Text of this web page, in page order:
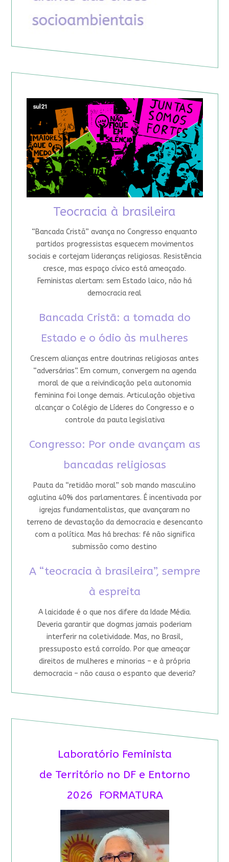
Teocracia à brasileira
“Bancada Cristã” avança no Congresso enquanto
partidos progressistas esquecem movimentos
sociais e cortejam lideranças religiosas. Resistência
cresce, mas espaço cívico está ameaçado.
Feministas alertam: sem Estado laico, não há
democracia real
Bancada Cristã: a tomada do
Estado e o ódio às mulheres
Crescem alianças entre doutrinas religiosas antes
“adversárias”. Em comum, convergem na agenda
moral de que a reivindicação pela autonomia
feminina foi longe demais. Articulação objetiva
alcançar o Colégio de Líderes do Congresso e o
controle da pauta legislativa
Congresso: Por onde avançam as
bancadas religiosas
Pauta da “retidão moral” sob mando masculino
aglutina 40% dos parlamentares. É incentivada por
igrejas fundamentalistas, que avançaram no
terreno de devastação da democracia e desencanto
com a política. Mas há brechas: fé não significa
submissão como destino
A “teocracia à brasileira”, sempre
à espreita
A laicidade é o que nos difere da Idade Média.
Deveria garantir que dogmas jamais poderiam
interferir na coletividade. Mas, no Brasil,
pressuposto está corroído. Por que ameaçar
direitos de mulheres e minorias – e à própria
democracia – não causa o espanto que deveria?
Laboratório Feminista
de Território no DF e Entorno
2026 FORMATURA